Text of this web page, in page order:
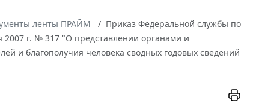
ленты ПРАЙМ
Приказ Федеральной службы по
2007 г. № 317 "О представлении органами и
и благополучия человека сводных годовых сведений